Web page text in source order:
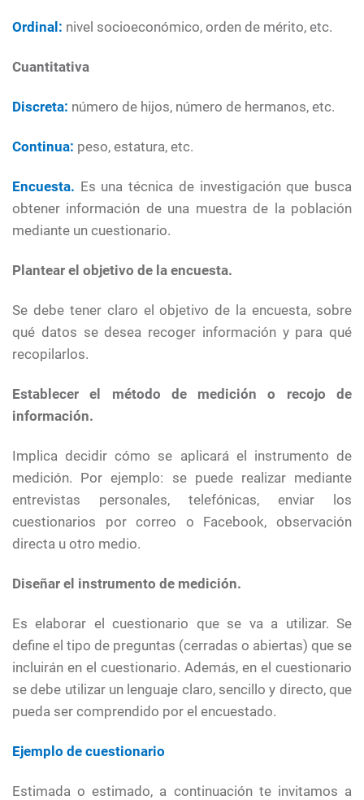
Ordinal: nivel socioeconómico, orden de mérito, etc.
Cuantitativa
Discreta: número de hijos, número de hermanos, etc.
Continua: peso, estatura, etc.
Encuesta. Es una técnica de investigación que busca
obtener información de una muestra de la población
mediante un cuestionario.
Plantear el objetivo de la encuesta.
Se debe tener claro el objetivo de la encuesta, sobre
qué datos se desea recoger información y para qué
recopilarlos.
Establecer el método de medición o recojo de
información.
Implica decidir cómo se aplicará el instrumento de
medición. Por ejemplo: se puede realizar mediante
entrevistas personales, telefónicas, enviar los
cuestionarios por correo o Facebook, observación
directa u otro medio.
Diseñar el instrumento de medición.
Es elaborar el cuestionario que se va a utilizar. Se
define el tipo de preguntas (cerradas o abiertas) que se
incluirán en el cuestionario. Además, en el cuestionario
se debe utilizar un lenguaje claro, sencillo y directo, que
pueda ser comprendido por el encuestado.
Ejemplo de cuestionario
Estimada o estimado, a continuación te invitamos a